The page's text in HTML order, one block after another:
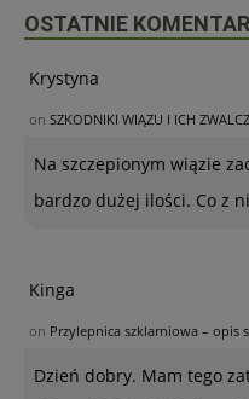
OSTATNIE
Krystyna
on SZKODNIKI WIĄZU I ICH
Na szczepionym wiązie
bardzo dużej ilości. Co z
Kinga
on Przylepnica szklarniowa – opis
Dzień dobry. Mam tego